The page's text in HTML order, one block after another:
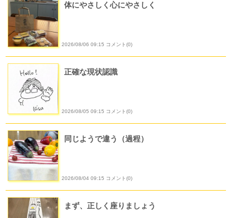
体にやさしく心にやさしく
2026/08/06 09:15 コメント(0)
正確な現状認識
2026/08/05 09:15 コメント(0)
同じようで違う（過程）
2026/08/04 09:15 コメント(0)
まず、正しく座りましょう